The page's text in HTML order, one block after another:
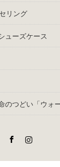
リング
ューズケース
つどい「ウォ